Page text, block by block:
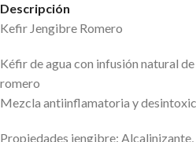
Descripción
Kefir Jengibre Romero
Kéfir de agua con infusión natural
romero
Mezcla antiinflamatoria y
Propiedades jengibre: